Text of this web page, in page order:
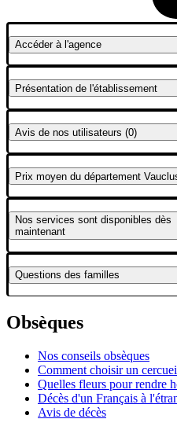
Accéderà l'agence
Présentation de l'établissement
Avis de nos utilisateurs (0)
Prix moyen du département
Nos services sont disponibles dès
maintenant
Questions des familles
Obsèques
Nos conseils obsèques
Comment choisir un
Quelles fleurs pour rendre
Décès d'un Français à
Avis de décès